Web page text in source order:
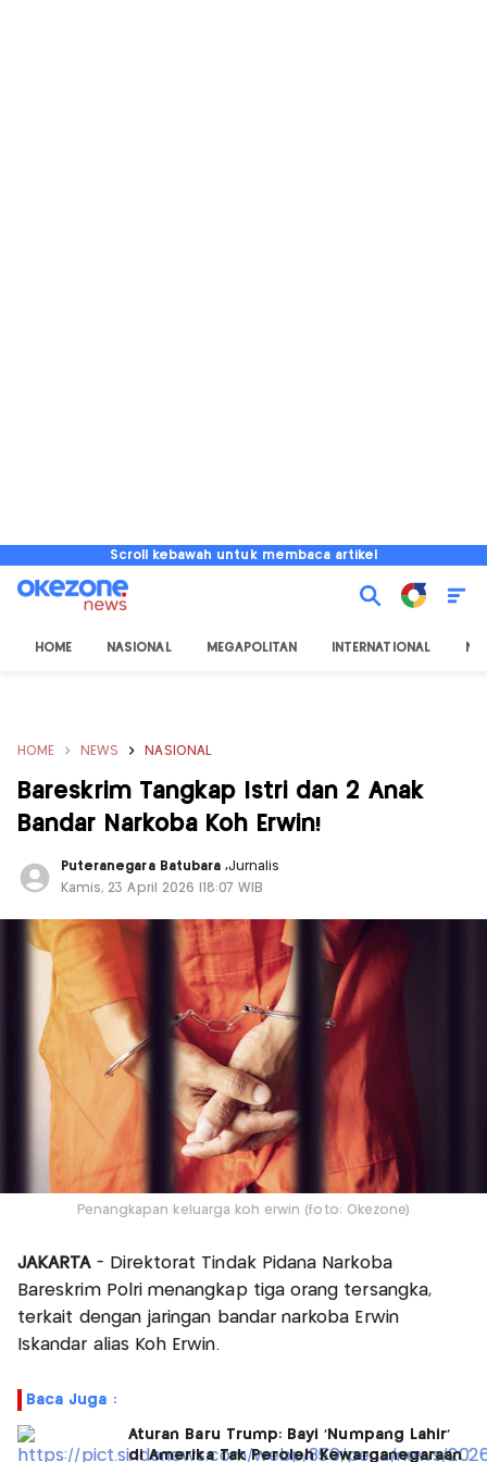
Scroll kebawah untuk membaca artikel
HOME NASIONAL MEGAPOLITAN INTERNATIONAL
HOME NEWS NASIONAL
Bareskrim Tangkap Istri dan 2 Anak
Bandar Narkoba Koh Erwin!
Puteranegara Batubara,Jurnalis
Kamis, 23 April 2026 |18:07 WIB
Penangkapan keluarga koh erwin (foto: Okezone)
JAKARTA- Direktorat Tindak Pidana Narkoba
Bareskrim Polri menangkap tiga orang tersangka,
terkait dengan jaringan bandar narkoba Erwin
Iskandar alias Koh Erwin.
Baca Juga :
Aturan Baru Trump: Bayi 'Numpang Lahir'
di Amerika Tak Peroleh Kewarganegaraan